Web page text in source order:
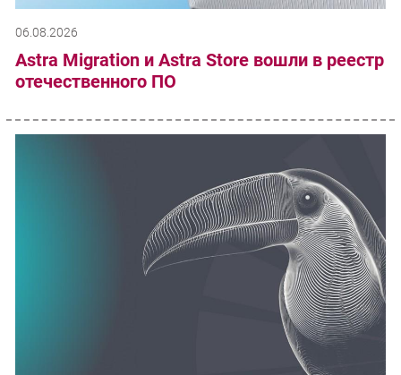
06.08.2026
Astra Migration и Astra Store вошли в реестр
отечественного ПО